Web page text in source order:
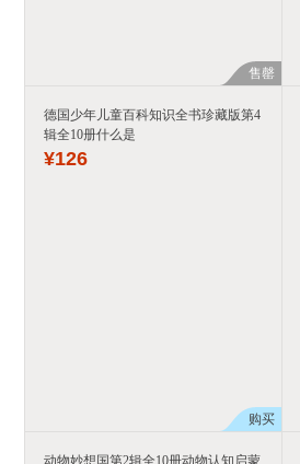
售罄
德国少年儿童百科知识全书珍藏版第4
辑全10册什么是
¥126
购买
动物妙想国第2辑全10册动物认知启蒙